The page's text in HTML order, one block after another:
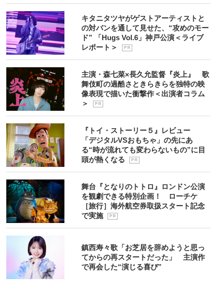
キタニタツヤがゲストアーティストと
の対バンを通して見せた、“攻めのモー
ド” 「Hugs Vol.6」神戸公演＜ライブ
レポート＞
P R
主演・森七菜×長久允監督『炎上』 歌
舞伎町の過酷さときらきらを独特の映
像表現で描いた衝撃作＜出演者コラム
＞
P R
『トイ・ストーリー５』レビュー
「デジタルVSおもちゃ」の先にあ
る“時が流れても変わらないもの”に目
頭が熱くなる
P R
舞台『となりのトトロ』ロンドン公演
を観劇できる特別企画！ ローチケ
［旅行］海外航空券取扱スタート記念
で実施
P R
鎮西寿々歌「お芝居を辞めようと思っ
てからの再スタートだった」 主演作
で再会した“演じる喜び”